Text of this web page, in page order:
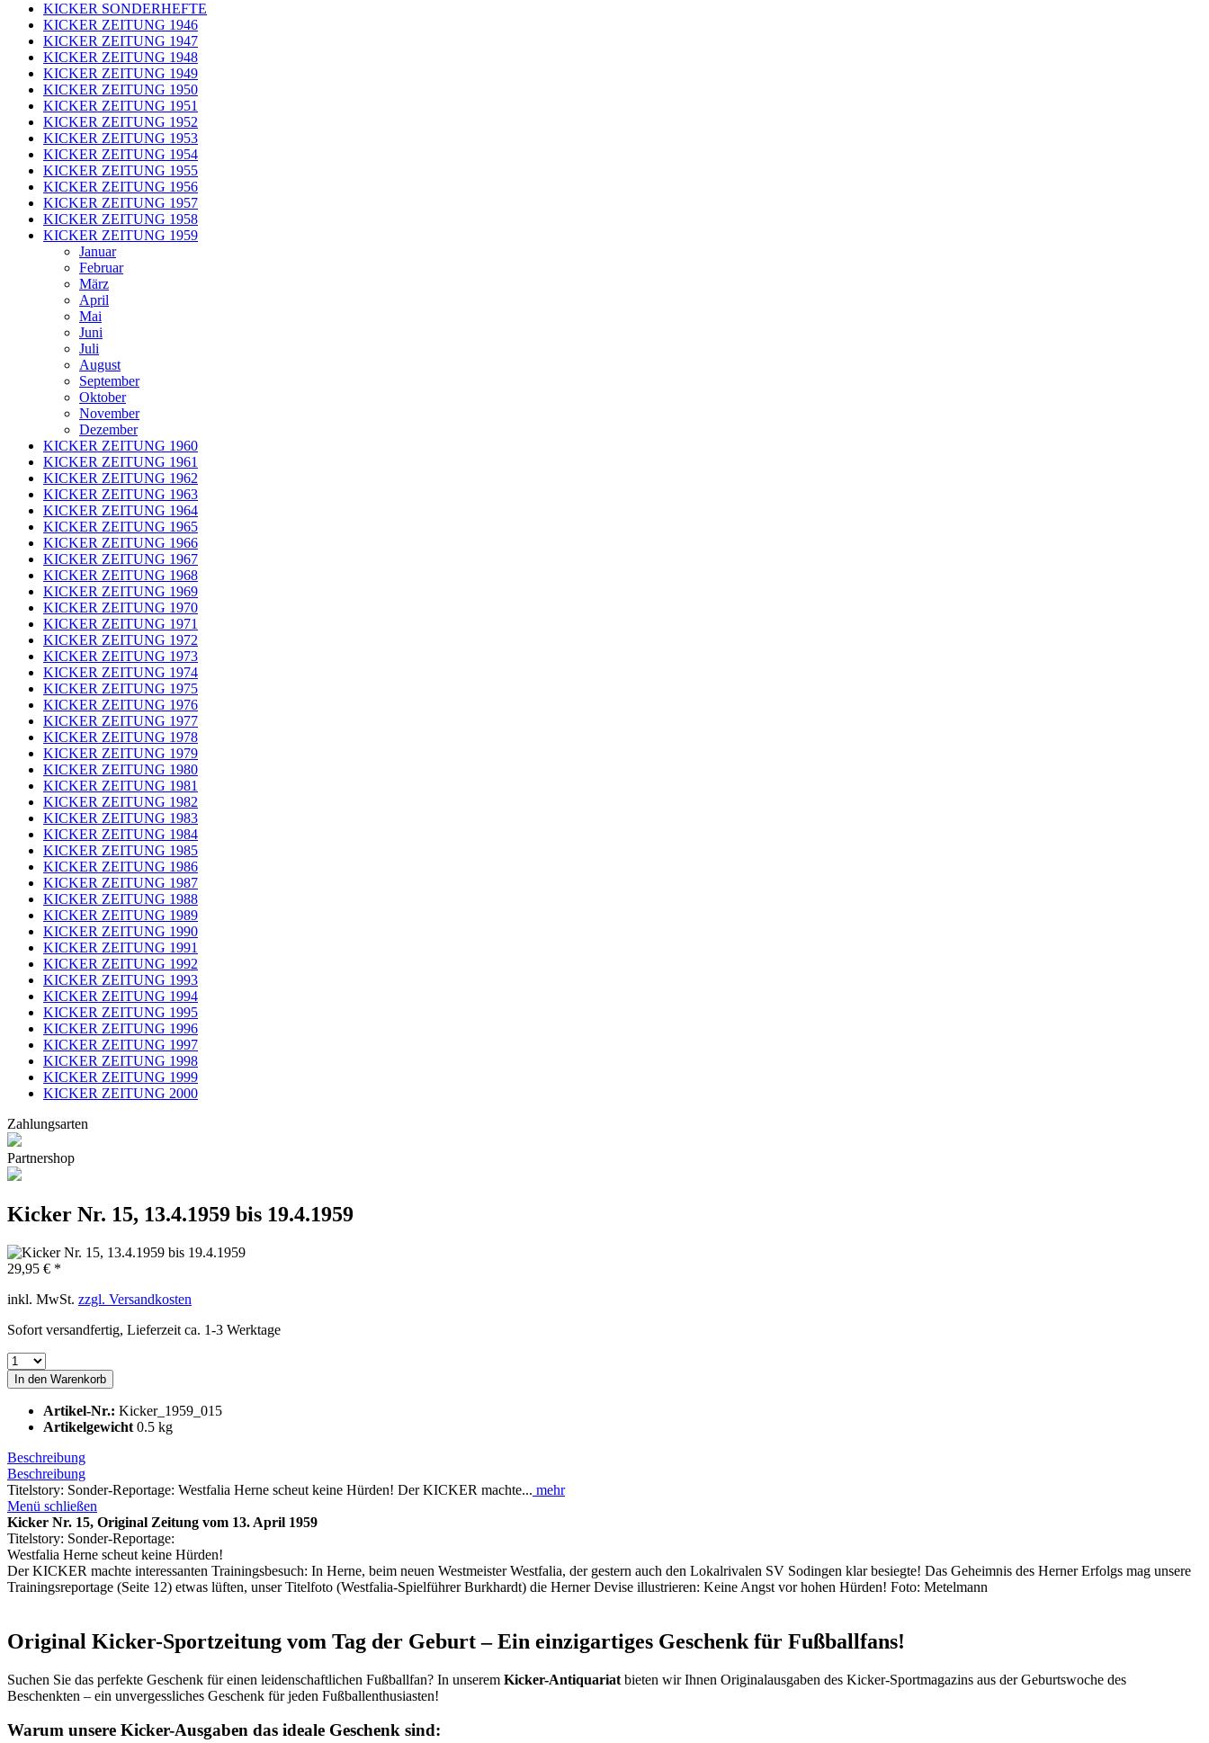
KICKER SONDERHEFTE
KICKER ZEITUNG 1946
KICKER ZEITUNG 1947
KICKER ZEITUNG 1948
KICKER ZEITUNG 1949
KICKER ZEITUNG 1950
KICKER ZEITUNG 1951
KICKER ZEITUNG 1952
KICKER ZEITUNG 1953
KICKER ZEITUNG 1954
KICKER ZEITUNG 1955
KICKER ZEITUNG 1956
KICKER ZEITUNG 1957
KICKER ZEITUNG 1958
KICKER ZEITUNG 1959
Januar
Februar
März
April
Mai
Juni
Juli
August
September
Oktober
November
Dezember
KICKER ZEITUNG 1960
KICKER ZEITUNG 1961
KICKER ZEITUNG 1962
KICKER ZEITUNG 1963
KICKER ZEITUNG 1964
KICKER ZEITUNG 1965
KICKER ZEITUNG 1966
KICKER ZEITUNG 1967
KICKER ZEITUNG 1968
KICKER ZEITUNG 1969
KICKER ZEITUNG 1970
KICKER ZEITUNG 1971
KICKER ZEITUNG 1972
KICKER ZEITUNG 1973
KICKER ZEITUNG 1974
KICKER ZEITUNG 1975
KICKER ZEITUNG 1976
KICKER ZEITUNG 1977
KICKER ZEITUNG 1978
KICKER ZEITUNG 1979
KICKER ZEITUNG 1980
KICKER ZEITUNG 1981
KICKER ZEITUNG 1982
KICKER ZEITUNG 1983
KICKER ZEITUNG 1984
KICKER ZEITUNG 1985
KICKER ZEITUNG 1986
KICKER ZEITUNG 1987
KICKER ZEITUNG 1988
KICKER ZEITUNG 1989
KICKER ZEITUNG 1990
KICKER ZEITUNG 1991
KICKER ZEITUNG 1992
KICKER ZEITUNG 1993
KICKER ZEITUNG 1994
KICKER ZEITUNG 1995
KICKER ZEITUNG 1996
KICKER ZEITUNG 1997
KICKER ZEITUNG 1998
KICKER ZEITUNG 1999
KICKER ZEITUNG 2000
Zahlungsarten
Partnershop
Kicker Nr. 15, 13.4.1959 bis 19.4.1959
29,95 € *
inkl. MwSt. zzgl. Versandkosten
Sofort versandfertig, Lieferzeit ca. 1-3 Werktage
In den Warenkorb
Artikel-Nr.: Kicker_1959_015
Artikelgewicht 0.5 kg
Beschreibung
Beschreibung
Titelstory: Sonder-Reportage: Westfalia Herne scheut keine Hürden! Der KICKER machte... mehr
Menü schließen
Kicker Nr. 15, Original Zeitung vom 13. April 1959
Titelstory: Sonder-Reportage:
Westfalia Herne scheut keine Hürden!
Der KICKER machte interessanten Trainingsbesuch: In Herne, beim neuen Westmeister Westfalia, der gestern auch den Lokalrivalen SV Sodingen klar besiegte! Das Geheimnis des Herner Erfolgs mag unsere
Trainingsreportage (Seite 12) etwas lüften, unser Titelfoto (Westfalia-Spielführer Burkhardt) die Herner Devise illustrieren: Keine Angst vor hohen Hürden! Foto: Metelmann
Original Kicker-Sportzeitung vom Tag der Geburt – Ein einzigartiges Geschenk für Fußballfans!
Suchen Sie das perfekte Geschenk für einen leidenschaftlichen Fußballfan? In unserem Kicker-Antiquariat bieten wir Ihnen Originalausgaben des Kicker-Sportmagazins aus der Geburtswoche des
Beschenkten – ein unvergessliches Geschenk für jeden Fußballenthusiasten!
Warum unsere Kicker-Ausgaben das ideale Geschenk sind: